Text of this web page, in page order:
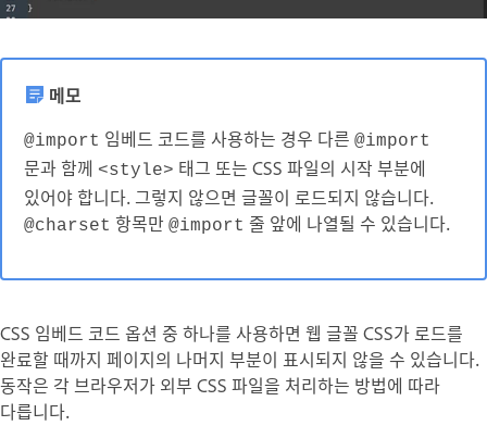
메모
@import 임베드 코드를 사용하는 경우 다른 @import
문과 함께 <style> 태그 또는 CSS 파일의 시작 부분에
있어야 합니다. 그렇지 않으면 글꼴이 로드되지 않습니다.
@charset 항목만 @import 줄 앞에 나열될 수 있습니다.
CSS 임베드 코드 옵션 중 하나를 사용하면 웹 글꼴 CSS가 로드를
완료할 때까지 페이지의 나머지 부분이 표시되지 않을 수 있습니다.
동작은 각 브라우저가 외부 CSS 파일을 처리하는 방법에 따라
다릅니다.